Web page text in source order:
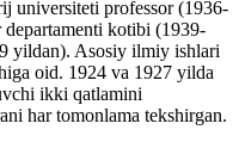
universiteti professor (1936-
kotibi (1939-
yildan). Asosiy ilmiy ishlari
oid. 1924 va 1927 yilda
ikki qatlamini
har tomonlama tekshirgan.